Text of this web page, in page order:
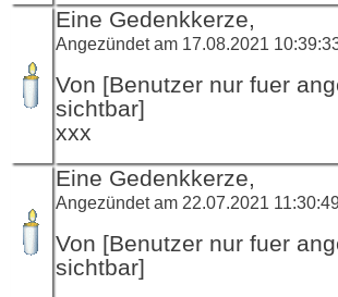
Eine Gedenkkerze,
Angezündet am 17.08.2021
Von [Benutzer nur fuer
sichtbar]
xxx
Eine Gedenkkerze,
Angezündet am 22.07.2021
Von [Benutzer nur fuer
sichtbar]